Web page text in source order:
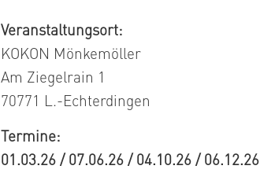
Veranstaltungsort:
KOKON Mönkemöller
Am Ziegelrain 1
70771 L.-Echterdingen
Termine:
01.03.26 / 07.06.26 / 04.10.26 / 06.12.26